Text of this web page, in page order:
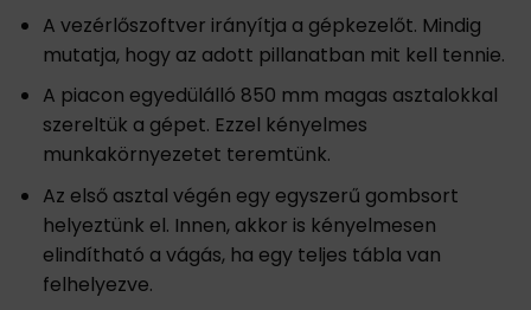
A vezérlőszoftver irányítja a gépkezelőt. Mindig
mutatja, hogy az adott pillanatban mit kell tennie.
A piacon egyedülálló 850 mm magas asztalokkal
szereltük a gépet. Ezzel kényelmes
munkakörnyezetet teremtünk.
Az első asztal végén egy egyszerű gombsort
helyeztünk el. Innen, akkor is kényelmesen
elindítható a vágás, ha egy teljes tábla van
felhelyezve.